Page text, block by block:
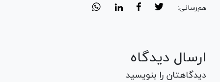
هم‌رسانی:
ارسال دیدگاه
دیدگاهتان را بنویسید